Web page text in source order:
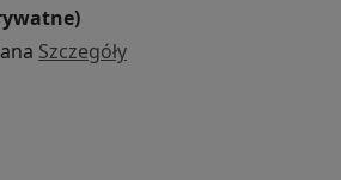
Szczegóły